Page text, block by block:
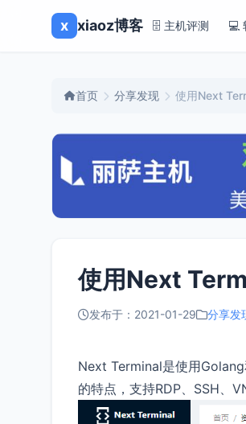
x xiaoz博客 🗄️ 主机评测 💻
首页 分享发现 使用Next
使用Next
发布于：2021-01-29 分享发
Next Terminal是使用
的特点，支持RDP、SSH、